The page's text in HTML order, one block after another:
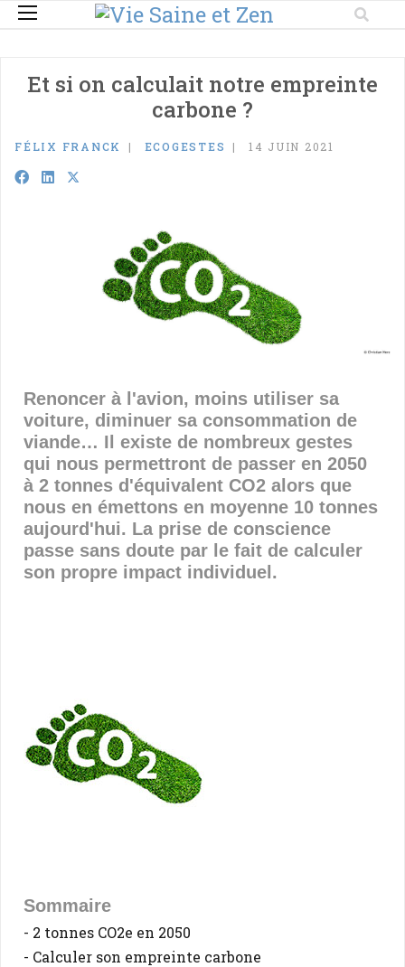
Et si on calculait notre empreinte
carbone ?
FÉLIX FRANCK ECOGESTES 14 JUIN 2021
Renoncer à l'avion, moins utiliser sa
voiture, diminuer sa consommation de
viande… Il existe de nombreux gestes
qui nous permettront de passer en 2050
à 2 tonnes d'équivalent CO2 alors que
nous en émettons en moyenne 10 tonnes
aujourd'hui. La prise de conscience
passe sans doute par le fait de calculer
son propre impact individuel.
Sommaire
- 2 tonnes CO2e en 2050
- Calculer son empreinte carbone